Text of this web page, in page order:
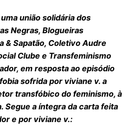
união solidária dos
Negras, Blogueiras
& Sapatão, Coletivo Audre
Clube e Transfeminismo
em resposta ao episódio
sofrida por viviane v. a
transfóbico do feminismo, à
Segue a íntegra da carta feita
e por viviane v.: